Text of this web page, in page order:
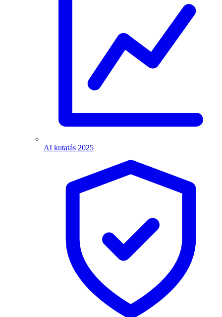
AI kutatás 2025